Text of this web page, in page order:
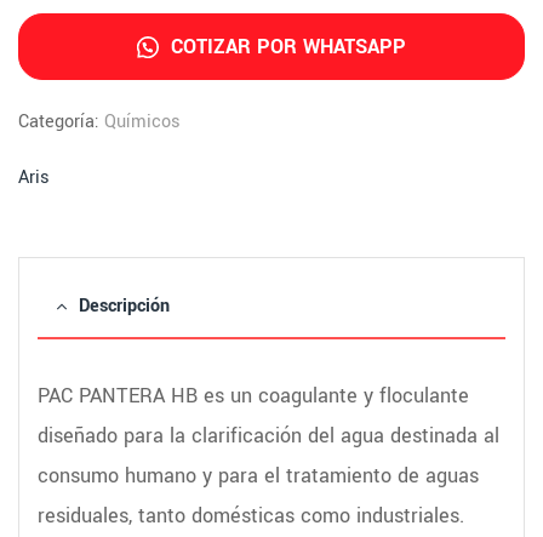
COTIZAR POR WHATSAPP
Categoría: Químicos
Aris
Descripción
PAC PANTERA HB es un coagulante y floculante
diseñado para la clarificación del agua destinada al
consumo humano y para el tratamiento de aguas
residuales, tanto domésticas como industriales.